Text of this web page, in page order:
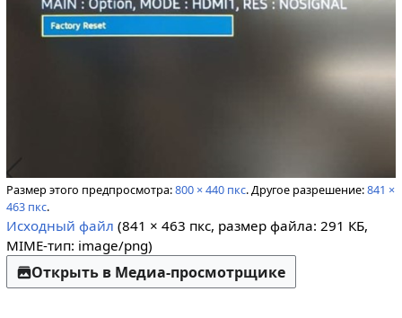
Размер этого предпросмотра:800 × 440 пкс.Другое разрешение:841 ×
463 пкс.
Исходный файл (841 × 463 пкс, размер файла: 291 КБ,
MIME-тип: image/png)
Открыть в Медиа-просмотрщике